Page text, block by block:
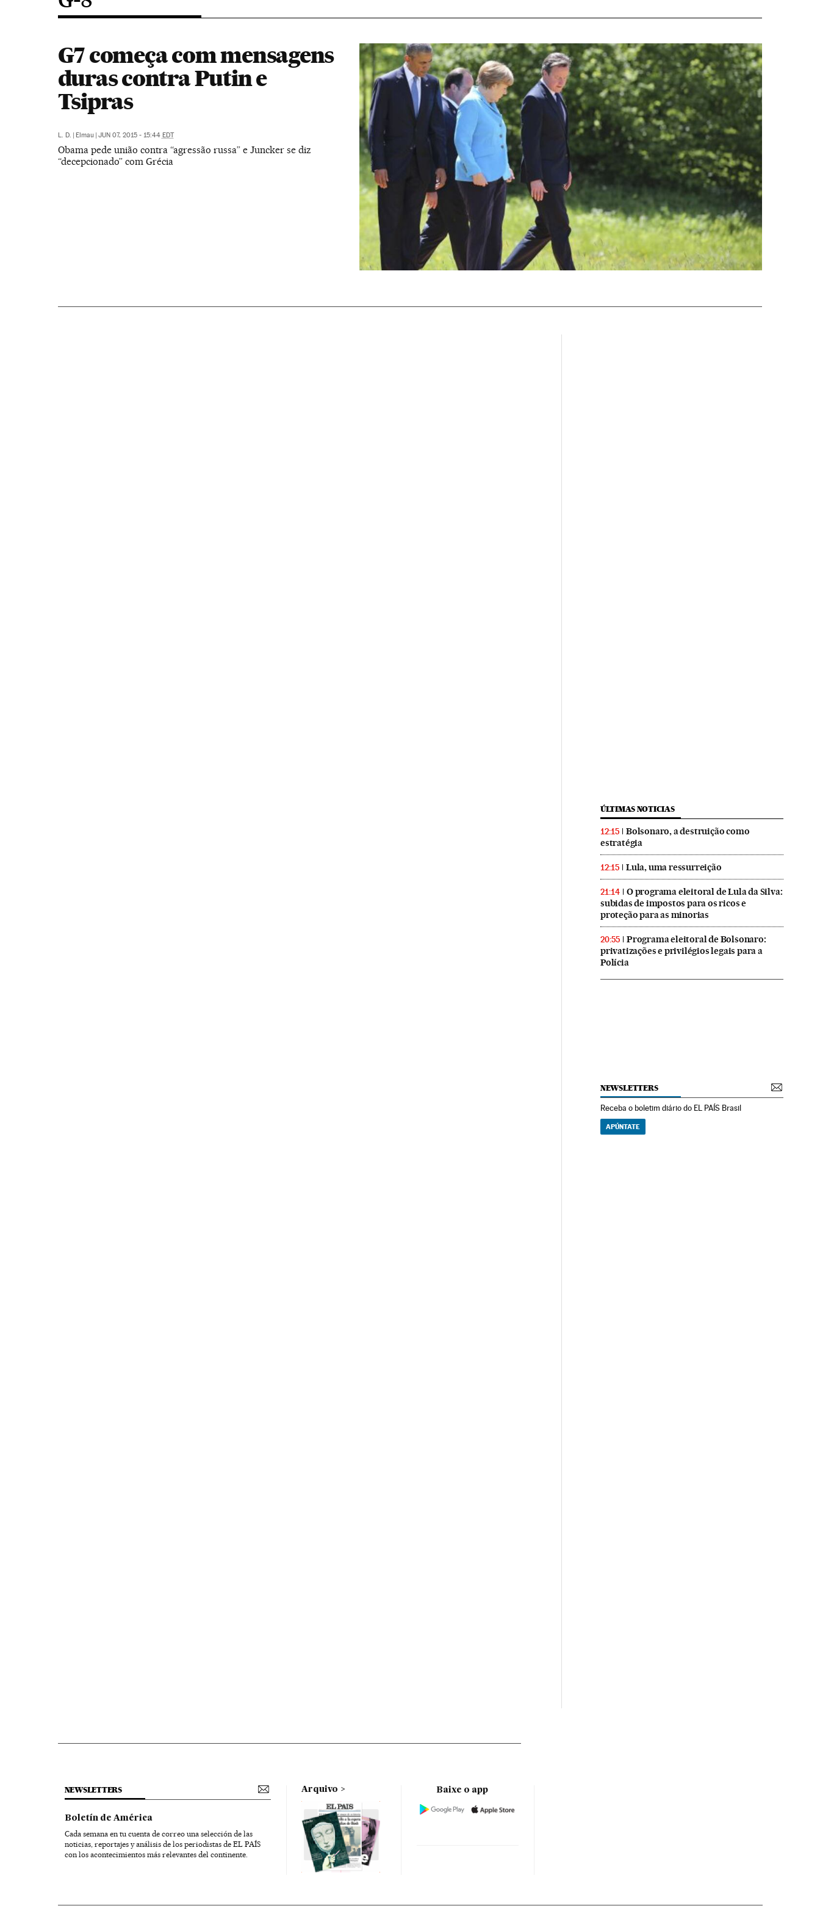
G7 começa com mensagens
duras contra Putin e
Tsipras
L. D. | Elmau | JUN 07, 2015 - 15:44 EDT
Obama pede união contra “agressão russa” e Juncker se diz
“decepcionado” com Grécia
ÚLTIMAS NOTICIAS
12:15
Bolsonaro, a destruição como
estratégia
12:15 Lula, uma ressurreição
21:14
O programa eleitoral de Lula da Silva:
subidas de impostos para os ricos e
proteção para as minorias
20:55
Programa eleitoral de Bolsonaro:
privatizações e privilégios legais para a
Polícia
NEWSLETTERS
Receba o boletim diário do EL PAÍS Brasil
APÚNTATE
NEWSLETTERS
Boletín de América
Cada semana en tu cuenta de correo una selección de las
noticias, reportajes y análisis de los periodistas de EL PAÍS
con los acontecimientos más relevantes del continente.
Arquivo Baixe o app